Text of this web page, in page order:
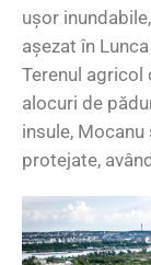
uşor
aşezat în
Terenul agricol
alocuri de
insule,
protejate,